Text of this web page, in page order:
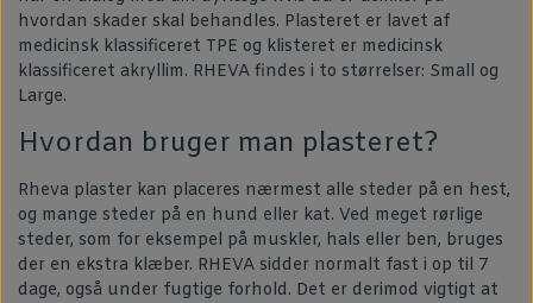
hvordan skader skal behandles. Plasteret er lavet af
medicinsk klassificeret TPE og klisteret er medicinsk
klassificeret akryllim. RHEVA findes i to størrelser: Small og
Large.
Hvordan bruger man plasteret?
Rheva plaster kan placeres nærmest alle steder på en hest,
og mange steder på en hund eller kat. Ved meget rørlige
steder, som for eksempel på muskler, hals eller ben, bruges
der en ekstra klæber. RHEVA sidder normalt fast i op til 7
dage, også under fugtige forhold. Det er derimod vigtigt at